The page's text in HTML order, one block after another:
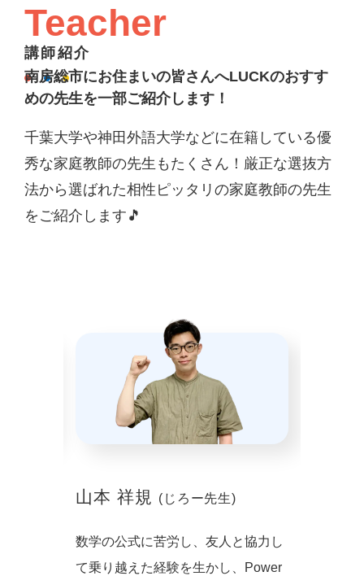
Teacher
講師紹介
南房総市にお住まいの皆さんへLUCKのおすす
めの先生を一部ご紹介します！
千葉大学や神田外語大学などに在籍している優
秀な家庭教師の先生もたくさん！厳正な選抜方
法から選ばれた相性ピッタリの家庭教師の先生
をご紹介します🎵
山本 祥規 (じろー先生)
数学の公式に苦労し、友人と協力し
て乗り越えた経験を生かし、Power